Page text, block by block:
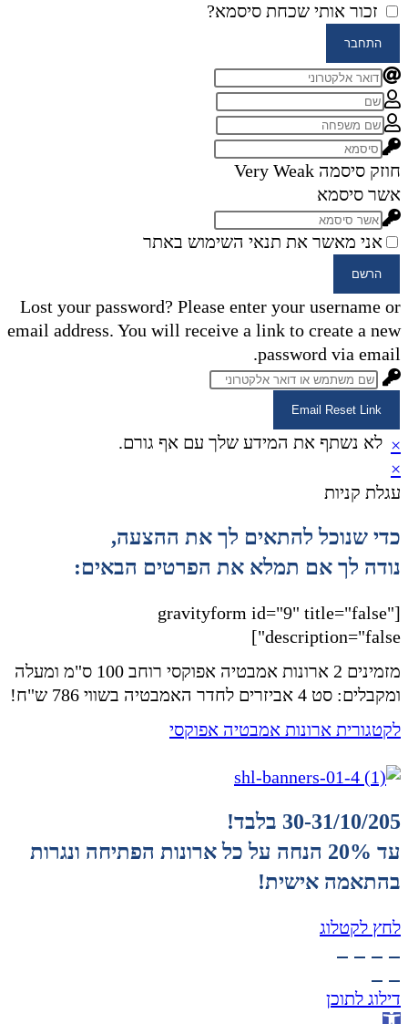
זכור אותי שכחת סיסמא?
התחבר
חוזק סיסמה Very Weak
אשר סיסמא
אני מאשר את תנאי השימוש באתר
הרשם
Lost your password? Please enter your username or
email address. You will receive a link to create a new
password via email.
Email Reset Link
לא נשתף את המידע שלך עם אף גורם. ×
×
עגלת קניות
כדי שנוכל להתאים לך את ההצעה,
נודה לך אם תמלא את הפרטים הבאים:
[gravityform id="9" title="false"
description="false"]
מזמינים 2 ארונות אמבטיה אפוקסי רוחב 100 ס"מ ומעלה
ומקבלים: סט 4 אביזרים לחדר האמבטיה בשווי 786 ש"ח!
לקטגורית ארונות אמבטיה אפוקסי
30-31/10/205 בלבד!
עד 20% הנחה על כל ארונות הפתיחה ונגרות
בהתאמה אישית!
לחץ לקטלוג
דילוג לתוכן